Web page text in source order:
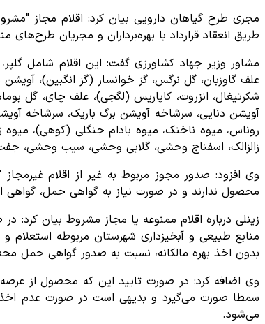
مجری طرح گیاهان دارویی بیان کرد: اقلام مجاز
طریق انعقاد قرارداد با بهره‌برداران و مجریان
مشاور وزیر جهاد کشاورزی گفت: این اقلام شامل
علف گاوزبان، گل نرگس، گز خوانسار (گز انگبین)،
شکرتیغال، انزروت، کاپاریس (لگجی)، علف چای، گل
آویشن دنایی، سرشاخه آویشن برگ باریک، سرشاخه
روناس، میوه ناخنک، میوه بادام جنگلی (کوهی)،
زالزالک، اسفناج وحشی، گلابی وحشی، سیب وحشی،
وی افزود: صدور مجوز مربوط به غیر از اقلام
محصول ندارند و در صورت نیاز به گواهی حمل،
زینلی درباره اقلام ممنوعه یا مجاز مشروط بیان
منابع طبیعی و آبخیزداری شهرستان مربوطه استعلام
بدون اخذ بهره مالکانه، نسبت به صدور گواهی حمل
وی اضافه کرد: در صورت تایید این که محصول از
می‌شود.